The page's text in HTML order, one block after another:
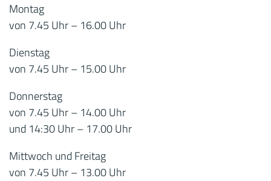
Montag
von 7.45 Uhr – 16.00 Uhr
Dienstag
von 7.45 Uhr – 15.00 Uhr
Donnerstag
von 7.45 Uhr – 14.00 Uhr
und 14:30 Uhr – 17.00 Uhr
Mittwoch und Freitag
von 7.45 Uhr – 13.00 Uhr